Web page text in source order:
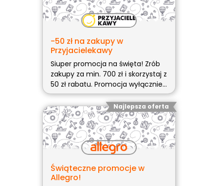
-50 zł na zakupy w
Przyjacielekawy
Siuper promocja na święta! Zrób
zakupy za min. 700 zł i skorzystaj z
50 zł rabatu. Promocja wyłącznie
na produkty nieprzecenione. Aby
aktywować, wklej (więcej…)
Najlepsza oferta
Świąteczne promocje w
Allegro!